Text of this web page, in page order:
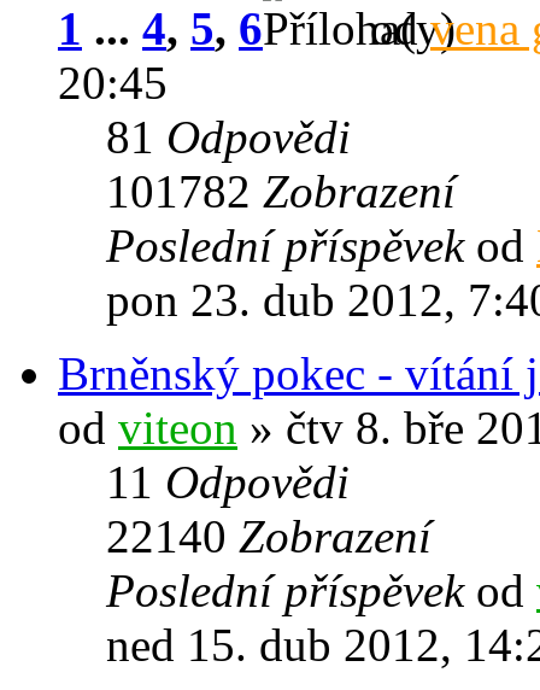
1 ... 4, 5, 6 odvena
20:45
81 Odpovědi
101782 Zobrazení
Poslední příspěvek od
pon 23. dub 2012,
Brněnský pokec - vítání
od viteon » čtv 8. bře
11 Odpovědi
22140 Zobrazení
Poslední příspěvek od
ned 15. dub 2012,